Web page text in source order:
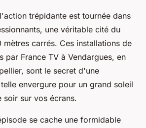
trépidante est tournée dans
une véritable cité du
mètres carrés. Ces installations de
par France TV à Vendargues, en
sont le secret d'une
envergure pour un grand soleil
soir sur vos écrans.
se cache une formidable